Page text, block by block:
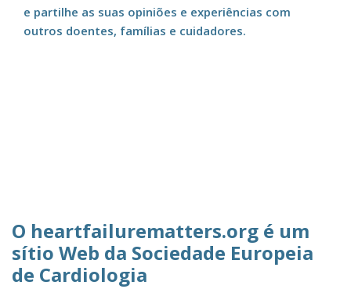
e partilhe as suas opiniões e experiências com
outros doentes, famílias e cuidadores.
O heartfailurematters.org é um
sítio Web da Sociedade Europeia
de Cardiologia